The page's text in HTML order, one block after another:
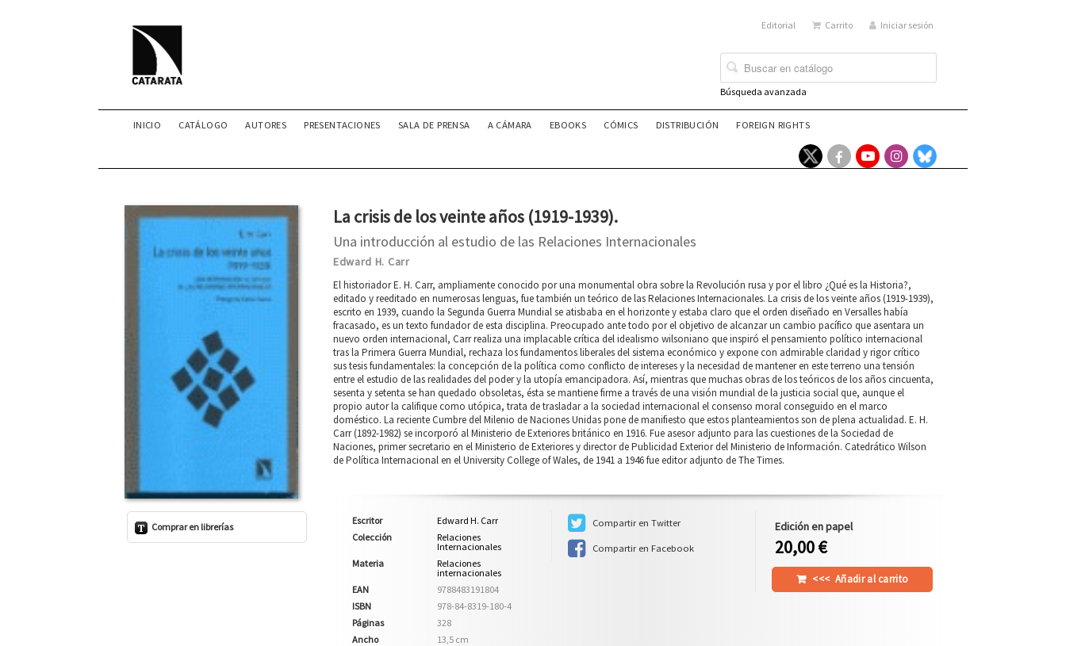
Editorial Carrito Iniciar sesión
Búsqueda avanzada
INICIO CATÁLOGO AUTORES PRESENTACIONES SALA DE PRENSA A CÁMARA EBOOKS CÓMICS DISTRIBUCIÓN FOREIGN RIGHTS
Comprar en librerías
La crisis de los veinte años (1919-1939).
Una introducción al estudio de las Relaciones Internacionales
Edward H. Carr
El historiador E. H. Carr, ampliamente conocido por una monumental obra sobre la Revolución rusa y por el libro ¿Qué es la Historia?,
editado y reeditado en numerosas lenguas, fue también un teórico de las Relaciones Internacionales. La crisis de los veinte años (1919-1939),
escrito en 1939, cuando la Segunda Guerra Mundial se atisbaba en el horizonte y estaba claro que el orden diseñado en Versalles había
fracasado, es un texto fundador de esta disciplina. Preocupado ante todo por el objetivo de alcanzar un cambio pacífico que asentara un
nuevo orden internacional, Carr realiza una implacable crítica del idealismo wilsoniano que inspiró el pensamiento político internacional
tras la Primera Guerra Mundial, rechaza los fundamentos liberales del sistema económico y expone con admirable claridad y rigor crítico
sus tesis fundamentales: la concepción de la política como conflicto de intereses y la necesidad de mantener en este terreno una tensión
entre el estudio de las realidades del poder y la utopía emancipadora. Así, mientras que muchas obras de los teóricos de los años cincuenta,
sesenta y setenta se han quedado obsoletas, ésta se mantiene firme a través de una visión mundial de la justicia social que, aunque el
propio autor la califique como utópica, trata de trasladar a la sociedad internacional el consenso moral conseguido en el marco
doméstico. La reciente Cumbre del Milenio de Naciones Unidas pone de manifiesto que estos planteamientos son de plena actualidad. E. H.
Carr (1892-1982) se incorporó al Ministerio de Exteriores británico en 1916. Fue asesor adjunto para las cuestiones de la Sociedad de
Naciones, primer secretario en el Ministerio de Exteriores y director de Publicidad Exterior del Ministerio de Información. Catedrático Wilson
de Política Internacional en el University College of Wales, de 1941 a 1946 fue editor adjunto de The Times.
Escritor
Edward H. Carr
Colección
Relaciones
Internacionales
Materia
Relaciones
internacionales
EAN
9788483191804
ISBN
978-84-8319-180-4
Páginas
328
Ancho
13,5 cm
Compartir en Twitter
Compartir en Facebook
Edición en papel
20,00 €
<<< Añadir al carrito